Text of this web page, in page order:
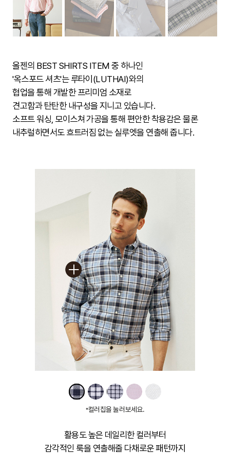
올젠의 BEST SHIRTS ITEM 중 하나인
'옥스포드 셔츠'는 루타이(LUTHAI)와의
협업을 통해 개발한 프리미엄 소재로
견고함과 탄탄한 내구성을 지니고 있습니다.
소프트 워싱, 모이스쳐 가공을 통해 편안한 착용감은 물론
내추럴하면서도 흐트러짐 없는 실루엣을 연출해 줍니다.
*컬러칩을 눌러보세요.
활용도 높은 데일리한 컬러부터
감각적인 룩을 연출해줄 다채로운 패턴까지